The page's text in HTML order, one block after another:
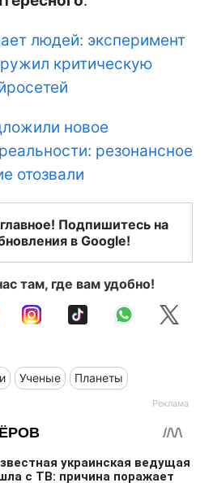
людей: эксперимент
критическую
новое
резонансное
отозвали
Подпишитесь на
в Google!
там, где вам удобно!
Ученые Планеты